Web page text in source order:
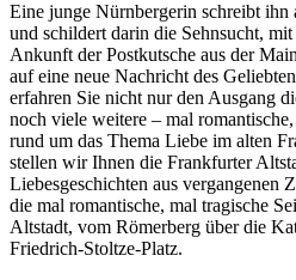
Eine junge Nürnbergerin schreibt ihn
und schildert darin die Sehnsucht,
Ankunft der Postkutsche aus der
auf eine neue Nachricht des
erfahren Sie nicht nur den Ausgang
noch viele weitere – mal
rund um das Thema Liebe im alten
stellen wir Ihnen die Frankfurter
Liebesgeschichten aus vergangenen
die mal romantische, mal tragische
Altstadt, vom Römerberg über die
Friedrich-Stoltze-Platz.